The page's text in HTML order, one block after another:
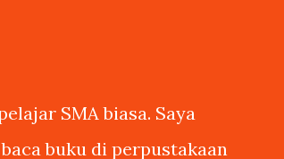
SMA biasa. Saya
buku di perpustakaan